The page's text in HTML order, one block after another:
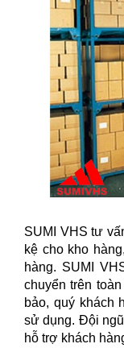
SUMI VHS tư
kệ cho kho
hàng. SUMI
chuyển trên
bảo, quý khách
sử dụng. Đội
hỗ trợ khách